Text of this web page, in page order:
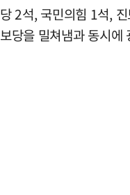
2석, 국민의힘 1석,
당을 밀쳐냄과 동시에